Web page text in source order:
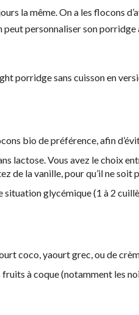
la même. On a les flocons
personnaliser son
porridge sans cuisson en
bio de préférence, afin
lactose. Vous avez le choix
de la vanille, pour qu’il ne soit
situation glycémique (1 à 2
coco, yaourt grec, ou de
à coque (notamment les